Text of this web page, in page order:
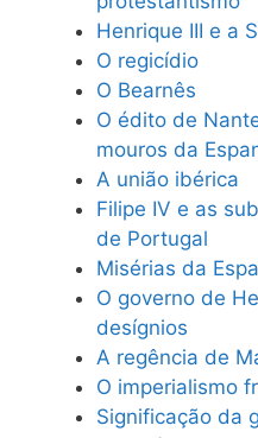
Henrique III e a
O regicídio
O Bearnês
O édito de
mouros da
A união ibérica
Filipe IV e as
de Portugal
Misérias da
O governo de
desígnios
A regência de
O imperialismo
Significação da